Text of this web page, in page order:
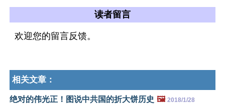
读者留言
欢迎您的留言反馈。
相关文章：
绝对的伟光正！图说中共国的折大饼历史 🖼️ 2018/1/28